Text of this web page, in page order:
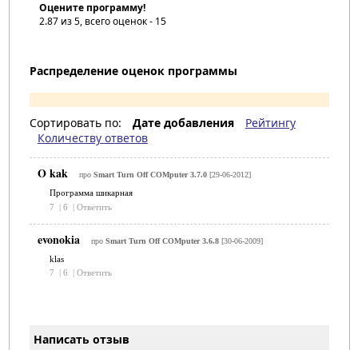
Оцените программу!
2.87из 5, всего оценок - 15
Распределение оценок программы
Сортировать по: Дате добавления
Рейтингу
Количеству ответов
O kak про Smart Turn Off COMputer 3.7.0[29-06-2012]
Программа шикарная
7
| 6 | Ответить
evonokia про Smart Turn Off COMputer 3.6.8[30-06-2009]
klas
7
| 6 | Ответить
Написать отзыв